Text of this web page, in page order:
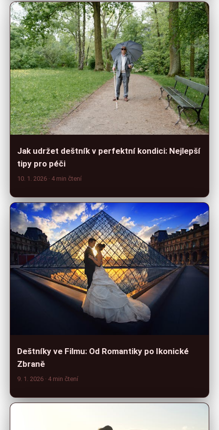
Jak udržet deštník v perfektní kondici: Nejlepší
tipy pro péči
10. 1. 2026 · 4 min čtení
Deštníky ve Filmu: Od Romantiky po Ikonické
Zbraně
9. 1. 2026 · 4 min čtení